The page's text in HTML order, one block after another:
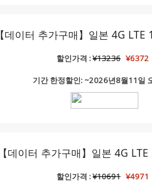
【데이터 추가구매】일본 4G
할인가격 :¥13236 ¥6372
기간 한정할인: ~2026년8월11일
【데이터 추가구매】일본 4G
할인가격 :¥10691 ¥4971